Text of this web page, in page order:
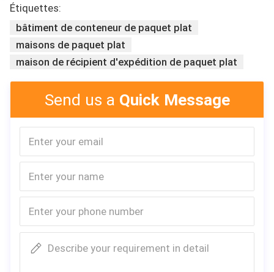
Spécifications
Étiquettes:
bâtiment de conteneur de paquet plat
maisons de paquet plat
maison de récipient d'expédition de paquet plat
Send us a Quick Message
Describe your requirement in detail